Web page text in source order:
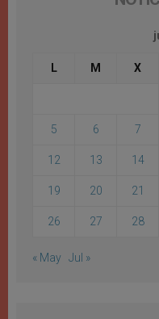
L M X
5 6 7
12 13 14
19 20 21
26 27 28
« May Jul »